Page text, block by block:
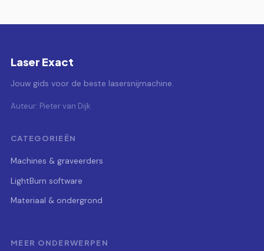
Laser Exact
Jouw gids voor de beste lasersnijmachine.
Auteur: Pieter van Dijk
CATEGORIEËN
Machines & graveerders
LightBurn software
Materiaal & ondergrond
MEER ONDERWERPEN